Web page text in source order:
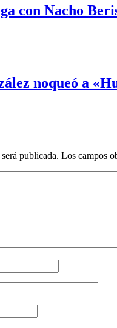
con Nacho
noqueó a
publicada. Los campos